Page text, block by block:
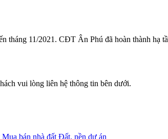
tháng 11/2021. CĐT Ân Phú đã hoàn thành
vui lòng liên hệ thông tin bên dưới.
Mua bán nhà đất Đất, nền dự án